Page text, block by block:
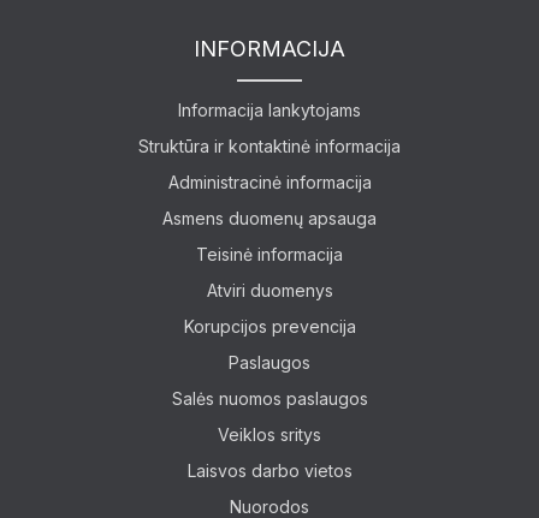
Apie mus
Ekspozicijos
Edukaciniai užsiėmimai
INFORMACIJA
Informacija lankytojams
Struktūra ir kontaktinė informacija
Administracinė informacija
Asmens duomenų apsauga
Teisinė informacija
Atviri duomenys
Korupcijos prevencija
Paslaugos
Salės nuomos paslaugos
Veiklos sritys
Laisvos darbo vietos
Nuorodos